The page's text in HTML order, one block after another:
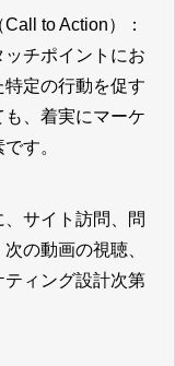
to Action）：
チポイントにお
定の行動を促す
、着実にマーケ
す。
サイト訪問、問
の動画の視聴、
ティング設計次第